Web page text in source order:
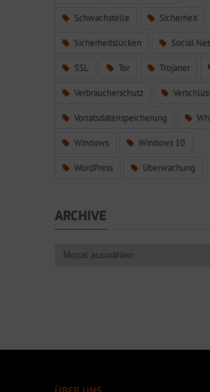
Schwachstelle Sicherheit
Sicherheitslücken Social
SSL Tor Trojaner
Verbraucherschutz
Vorratsdatenspeicherung
Windows Windows 10
WordPress Überwachung
ARCHIVE